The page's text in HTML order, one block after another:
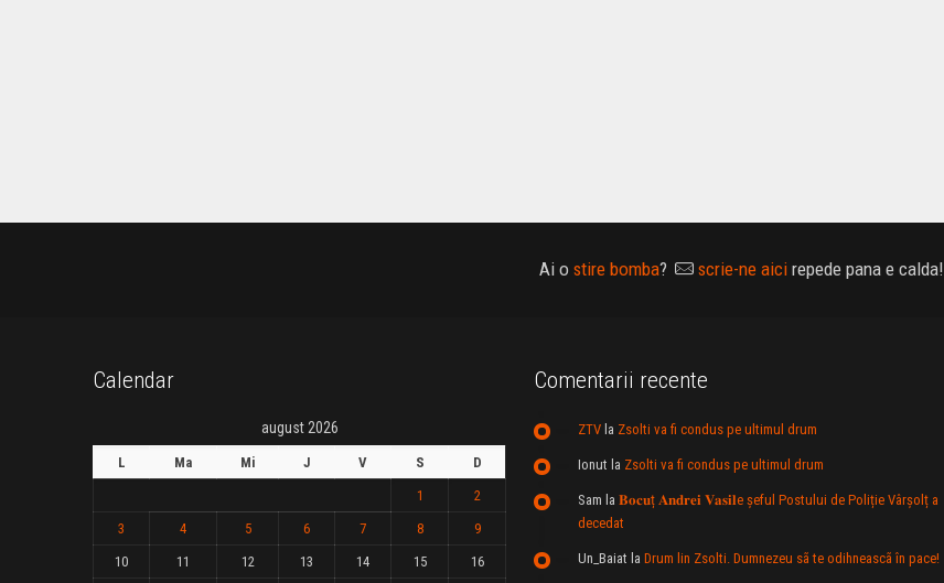
Ai o stire bomba? scrie-ne aicirepede pana e calda!
Calendar
august 2026
L Ma Mi J V S
D
1
2
3
4 5 6 7 8
9
10
11 12 13 14 15 16
Comentarii recente
ZTVla Zsolti va fi condus pe ultimul drum
Ionut la Zsolti va fi condus pe ultimul drum
Sam la 𝐁𝐨𝐜𝐮ț 𝐀𝐧𝐝𝐫𝐞𝐢 𝐕𝐚𝐬𝐢𝐥e şeful Postului de Poliție Vârșolț a
decedat
Un_Baiat la Drum lin Zsolti. Dumnezeu sã te odihneascã în pace!